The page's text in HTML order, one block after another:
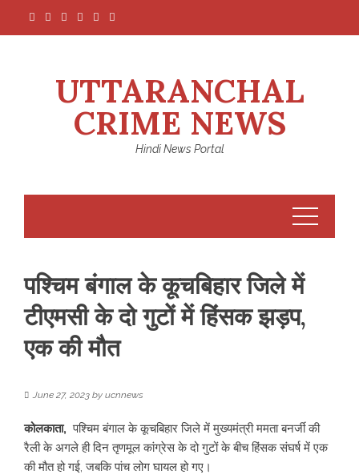
UTTARANCHAL
CRIME NEWS
Hindi News Portal
पश्चिम बंगाल के कूचबिहार जिले में
टीएमसी के दो गुटों में हिंसक झड़प,
एक की मौत
June 27, 2023 by ucnnews
कोलकाता, पश्चिम बंगाल के कूचबिहार जिले में मुख्यमंत्री ममता बनर्जी की
रैली के अगले ही दिन तृणमूल कांग्रेस के दो गुटों के बीच हिंसक संघर्ष में एक
की मौत हो गई, जबकि पांच लोग घायल हो गए।